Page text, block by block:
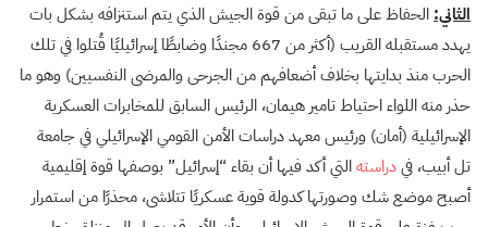
الثاني: الحفاظ على ما تبقى من قوة الجيش الذي يتم استنزافه بشكل بات
يهدد مستقبله القريب (أكثر من 667 مجندًا وضابطًا إسرائيليًا قُتلوا في تلك
الحرب منذ بدايتها بخلاف أضعافهم من الجرحى والمرضى النفسيين) وهو ما
حذر منه اللواء احتياط تامير هيمان، الرئيس السابق للمخابرات العسكرية
الإسرائيلية (أمان) ورئيس معهد دراسات الأمن القومي الإسرائيلي في جامعة
تل أبيب، فيدراستهالتي أكد فيها أن بقاء “إسرائيل” بوصفها قوة إقليمية
أصبح موضع شك وصورتها كدولة قوية عسكريًا تتلاشى، محذرًا من استمرار